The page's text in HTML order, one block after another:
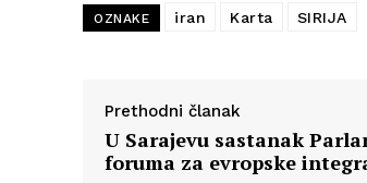
OZNAKE iran Karta SIRIJA
Prethodni članak
U Sarajevu sastanak
foruma za evropske